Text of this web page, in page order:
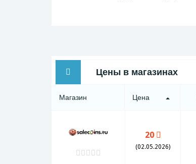
Цены в магазинах
Магазин Цена
20
(02.05.2026)